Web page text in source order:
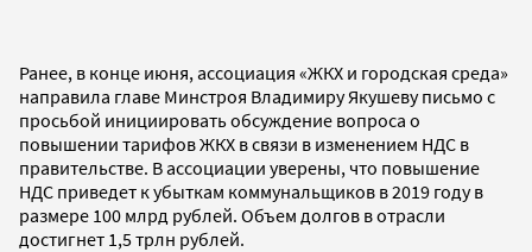
Ранее, в конце июня, ассоциация «ЖКХ и городская среда»
направила главе Минстроя Владимиру Якушеву письмо с
просьбой инициировать обсуждение вопроса о
повышении тарифов ЖКХ в связи в изменением НДС в
правительстве. В ассоциации уверены, что повышение
НДС приведет к убыткам коммунальщиков в 2019 году в
размере 100 млрд рублей. Объем долгов в отрасли
достигнет 1,5 трлн рублей.